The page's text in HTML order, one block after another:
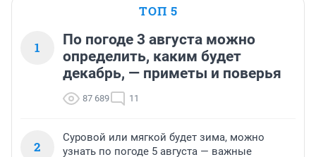
ТОП 5
1
По погоде 3 августа можно
определить, каким будет
декабрь, — приметы и поверья
87 689 11
2
Суровой или мягкой будет зима, можно
узнать по погоде 5 августа — важные